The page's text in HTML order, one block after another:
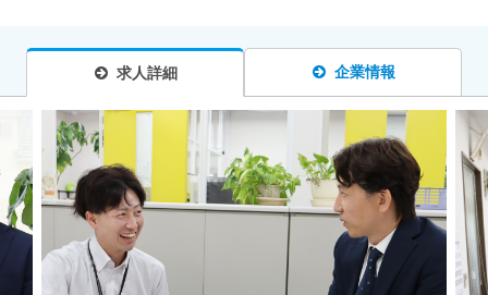
求人詳細 企業情報